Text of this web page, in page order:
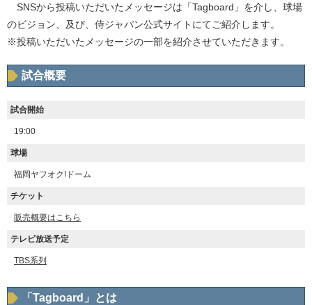
SNSから投稿いただいたメッセージは「Tagboard」を介し、球場
のビジョン、及び、侍ジャパン公式サイトにてご紹介します。
※投稿いただいたメッセージの一部を紹介させていただきます。
試合概要
試合開始
19:00
球場
福岡ヤフオク!ドーム
チケット
販売概要はこちら
テレビ放送予定
TBS系列
「Tagboard」とは